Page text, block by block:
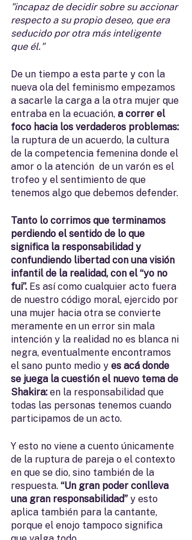
"incapaz de decidir sobre su accionar
respecto a su propio deseo, que era
seducido por otra más inteligente
que él."
De un tiempo a esta parte y con la
nueva ola del feminismo empezamos
a sacarle la carga a la otra mujer que
entraba en la ecuación, a correr el
foco hacia los verdaderos problemas:
la ruptura de un acuerdo, la cultura
de la competencia femenina donde el
amor o la atención  de un varón es el
trofeo y el sentimiento de que
tenemos algo que debemos defender.
Tanto lo corrimos que terminamos
perdiendo el sentido de lo que
significa la responsabilidad y
confundiendo libertad con una visión
infantil de la realidad, con el “yo no
fui”. Es así como cualquier acto fuera
de nuestro código moral, ejercido por
una mujer hacia otra se convierte
meramente en un error sin mala
intención y la realidad no es blanca ni
negra, eventualmente encontramos
el sano punto medio y es acá donde
se juega la cuestión el nuevo tema de
Shakira: en la responsabilidad que
todas las personas tenemos cuando
participamos de un acto.
Y esto no viene a cuento únicamente
de la ruptura de pareja o el contexto
en que se dio, sino también de la
respuesta. “Un gran poder conlleva
una gran responsabilidad” y esto
aplica también para la cantante,
porque el enojo tampoco significa